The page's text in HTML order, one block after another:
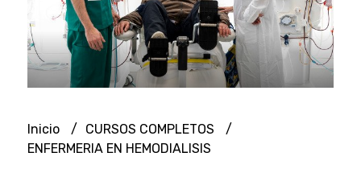
Inicio
CURSOS COMPLETOS
ENFERMERIA EN HEMODIALISIS